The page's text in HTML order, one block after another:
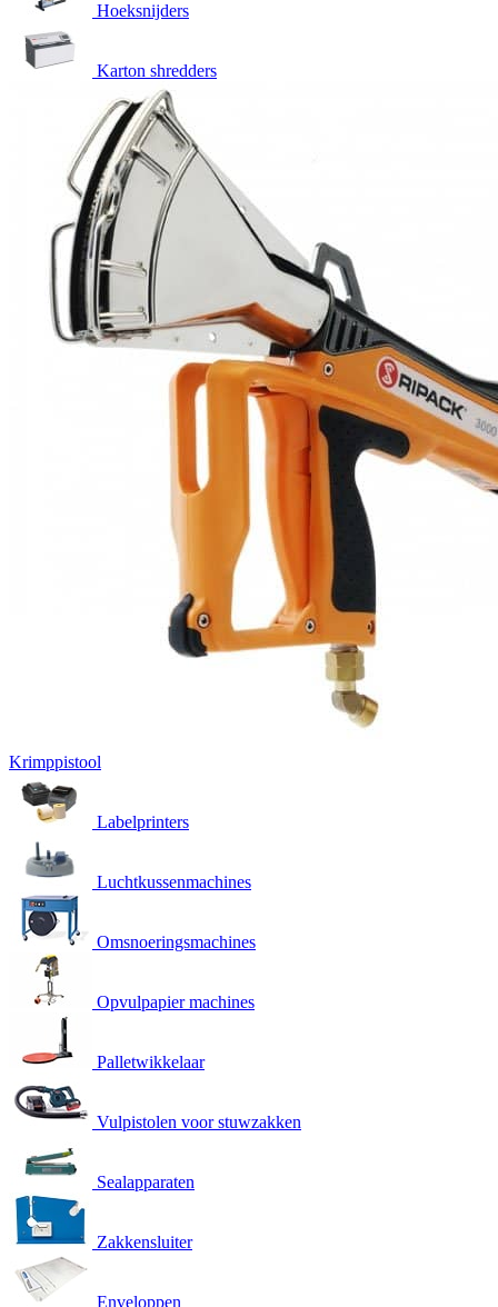
Hoeksnijders
Karton shredders
Krimppistool
Labelprinters
Luchtkussenmachines
Omsnoeringsmachines
Opvulpapier machines
Palletwikkelaar
Vulpistolen voor stuwzakken
Sealapparaten
Zakkensluiter
Enveloppen